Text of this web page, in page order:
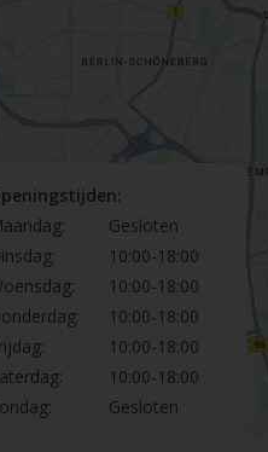
Gesloten
10:00-18:00
10:00-18:00
10:00-18:00
10:00-18:00
10:00-18:00
Gesloten